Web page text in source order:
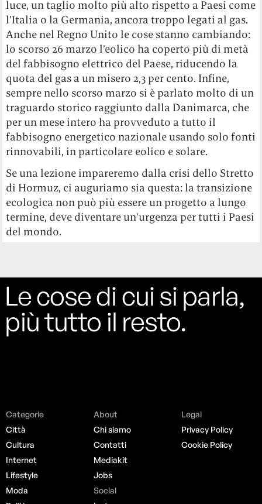
luce, un taglio molto più alto rispetto a Paesi come
l’Italia o la Germania, ancora troppo legati al gas.
Anche nel Regno Unito le cose stanno cambiando:
lo scorso 26 marzo l’eolico ha coperto più di metà
del fabbisogno elettrico del Paese, riducendo la
quota del gas a un misero 2,3 per cento. Infine,
sempre nello scorso marzo si è parlato molto di un
traguardo storico raggiunto dalla Danimarca, che
per un mese intero ha provveduto a tutto il
fabbisogno energetico nazionale usando solo fonti
rinnovabili, in particolare eolico e solare.
Se una lezione impareremo dalla crisi dello Stretto
di Hormuz, ci auguriamo sia questa: la transizione
ecologica non può più essere un progetto a lungo
termine, deve diventare un’urgenza per tutti i Paesi
del mondo.
Le cose di cui si parla,
più tutto il resto.
Categorie
Città
Cultura
Internet
Lifestyle
Moda
About
Chi siamo
Contatti
Mediakit
Jobs
Social
Legal
Privacy Policy
Cookie Policy